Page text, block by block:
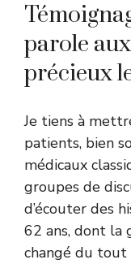
parole
précieux
Je tiens à
patients, bien
médicaux
groupes de
d’écouter des
62 ans, dont la
changé du tout